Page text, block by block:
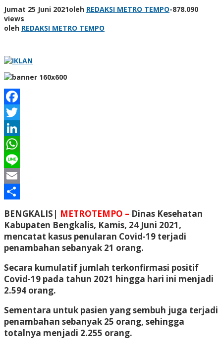
Jumat 25 Juni 2021oleh REDAKSI METRO TEMPO-878.090
views
oleh REDAKSI METRO TEMPO
Facebook
Twitter
LinkedIn
WhatsApp
Line
Email
BENGKALIS| METROTEMPO – Dinas Kesehatan
Kabupaten Bengkalis, Kamis, 24 Juni 2021,
mencatat kasus penularan Covid-19 terjadi
penambahan sebanyak 21 orang.
Secara kumulatif jumlah terkonfirmasi positif
Covid-19 pada tahun 2021 hingga hari ini menjadi
2.594 orang.
Sementara untuk pasien yang sembuh juga terjadi
penambahan sebanyak 25 orang, sehingga
totalnya menjadi 2.255 orang.